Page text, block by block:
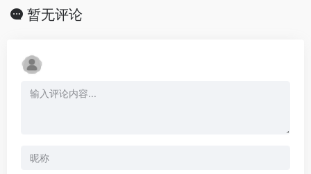
暂无评论